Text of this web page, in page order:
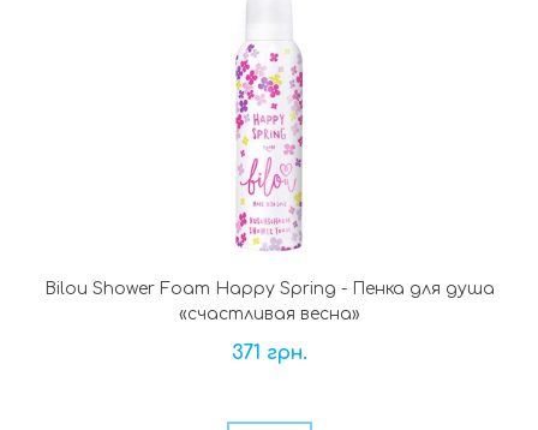
Bilou Shower Foam Happy Spring - Пенка для душа
«счастливая весна»
371 грн.